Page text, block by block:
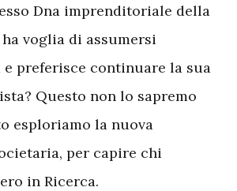
Dna imprenditoriale della
voglia di assumersi
preferisce continuare la sua
Questo non lo sapremo
esploriamo la nuova
per capire chi
in Ricerca.